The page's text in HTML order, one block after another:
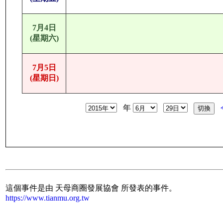
7月4日
(星期六)
7月5日
(星期日)
年
這個事件是由 天母商圈發展協會 所發表的事件。
https://www.tianmu.org.tw